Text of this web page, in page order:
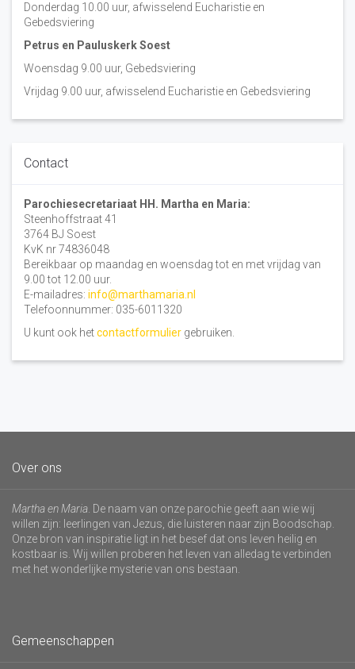
Donderdag 10.00 uur, afwisselend Eucharistie en
Gebedsviering
Petrus en Pauluskerk Soest
Woensdag 9.00 uur, Gebedsviering
Vrijdag 9.00 uur, afwisselend Eucharistie en Gebedsviering
Contact
Parochiesecretariaat HH. Martha en Maria:
Steenhoffstraat 41
3764 BJ Soest
KvK nr 74836048
Bereikbaar op maandag en woensdag tot en met vrijdag van
9.00 tot 12.00 uur.
E-mailadres: info@marthamaria.nl
Telefoonnummer: 035-6011320
U kunt ook hetcontactformulier gebruiken.
Over ons
Martha en Maria . De naam van onze parochie geeft aan wie wij
willen zijn: leerlingen van Jezus, die luisteren naar zijn Boodschap.
Onze bron van inspiratie ligt in het besef dat ons leven heilig en
kostbaar is. Wij willen proberen het leven van alledag te verbinden
met het wonderlijke mysterie van ons bestaan.
Gemeenschappen